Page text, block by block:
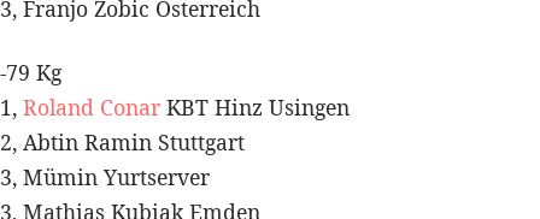
3, Franjo Zobic Österreich
-79 Kg
1, Roland Conar KBT Hinz Usingen
2, Abtin Ramin Stuttgart
3, Mümin Yurtserver
3, Mathias Kubiak Emden